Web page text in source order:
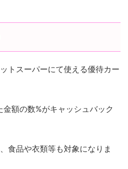
トスーパーにて使える優待カー
額の数%がキャッシュバック
食品や衣類等も対象になりま